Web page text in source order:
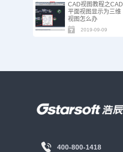
CAD视图教程之CAD
平面视图显示为三维
视图怎么办
2019-09-09
400-800-1418